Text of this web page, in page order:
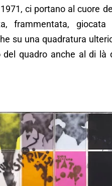
ci portano al cuore
frammentata, giocata
su una quadratura
quadro anche al di là